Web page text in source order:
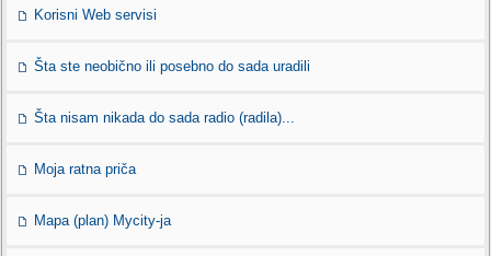
Korisni Web servisi
Šta ste neobično ili posebno do sada uradili
Šta nisam nikada do sada radio (radila)...
Moja ratna priča
Mapa (plan) Mycity-ja